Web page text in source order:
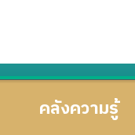
คลังความรู้